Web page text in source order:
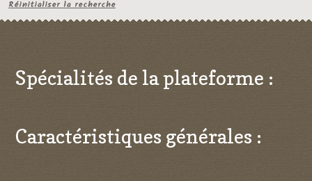
Réinitialiser la recherche
Spécialités de la plateforme :
Caractéristiques générales :